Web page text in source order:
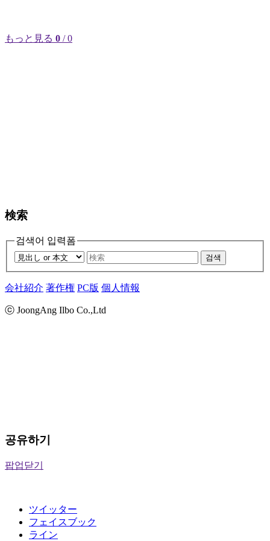
もっと見る 0 / 0
検索
검색어 입력폼
검색
会社紹介 著作権 PC版 個人情報
ⓒ JoongAng Ilbo Co.,Ltd
공유하기
팝업닫기
ツイッター
フェイスブック
ライン